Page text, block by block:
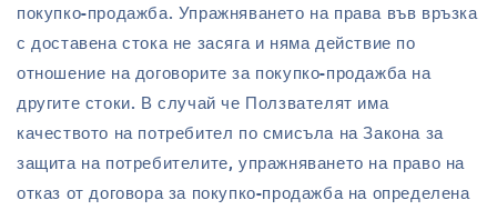
покупко-продажба. Упражняването на права във връзка
с доставена стока не засяга и няма действие по
отношение на договорите за покупко-продажба на
другите стоки. В случай че Ползвателят има
качеството на потребител по смисъла на Закона за
защита на потребителите, упражняването на право на
отказ от договора за покупко-продажба на определена